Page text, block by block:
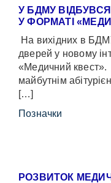
У БДМУ
У ФОРМАТІ
На вихідних в
дверей у новому
«Медичний квест».
майбутнім
[…]
Позначки
РОЗВИТОК